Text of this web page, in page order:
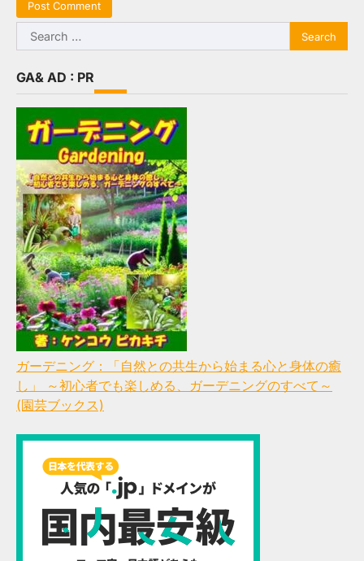
Search
for:
GA& AD : PR
ガーデニング：「自然との共生から始まる心と身体の癒
し」 ～初心者でも楽しめる、ガーデニングのすべて～
(園芸ブックス)